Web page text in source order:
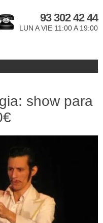
93 302 42 44
LUN A VIE 11:00 A 19:00
show para